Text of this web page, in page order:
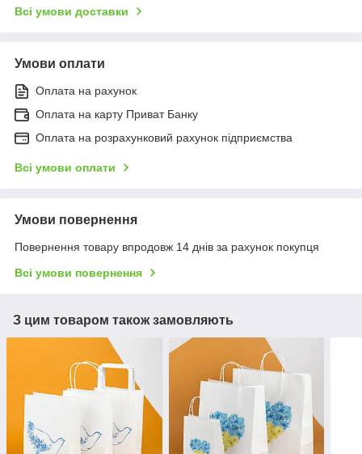
Всі умови доставки
Умови оплати
Оплата на рахунок
Оплата на карту Приват Банку
Оплата на розрахунковий рахунок підприємства
Всі умови оплати
Умови повернення
Повернення товару впродовж 14 днів за рахунок покупця
Всі умови повернення
З цим товаром також замовляють